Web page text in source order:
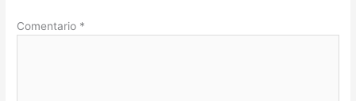
Comentario *